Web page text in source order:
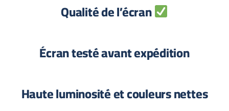
Qualité de l’écran
Écran testé avant expédition
Haute luminosité et couleurs nettes